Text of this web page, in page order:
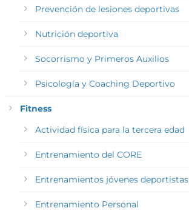
Prevención de lesiones deportivas
Nutrición deportiva
Socorrismo y Primeros Auxilios
Psicología y Coaching Deportivo
Fitness
Actividad física para la tercera edad
Entrenamiento del CORE
Entrenamientos jóvenes deportistas
Entrenamiento Personal